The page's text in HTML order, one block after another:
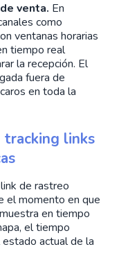
venta. En
como
ventanas horarias
tiempo real
la recepción. El
fuera de
en toda la
tracking links
de rastreo
el momento en que
en tiempo
el tiempo
actual de la